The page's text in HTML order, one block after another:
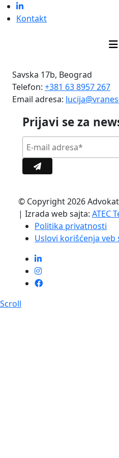
Kontakt
Savska 17b, Beograd
Telefon: +381 63 8957 267
Email adresa:
Prijavi se za
© Copyright 2026
| Izrada web sajta: ATEC
Politika privatnosti
Uslovi korišćenja veb
Scroll